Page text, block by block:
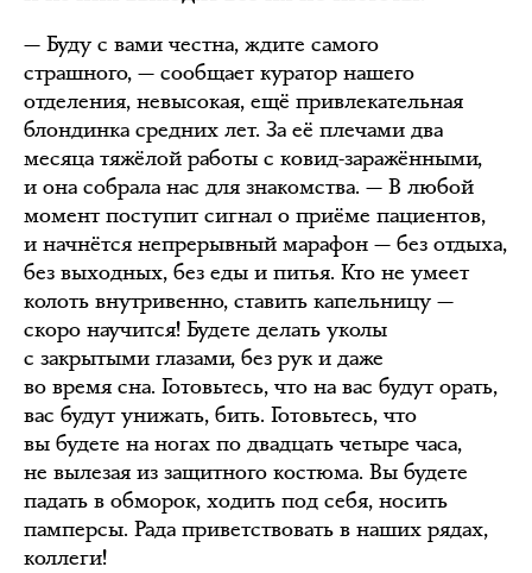
— Буду с вами честна, ждите самого
страшного, — сообщает куратор нашего
отделения, невысокая, ещё привлекательная
блондинка средних лет. За её плечами два
месяца тяжёлой работы с ковид-заражёнными,
и она собрала нас для знакомства. — В любой
момент поступит сигнал о приёме пациентов,
и начнётся непрерывный марафон — без отдыха,
без выходных, без еды и питья. Кто не умеет
колоть внутривенно, ставить капельницу —
скоро научится! Будете делать уколы
с закрытыми глазами, без рук и даже
во время сна. Готовьтесь, что на вас будут орать,
вас будут унижать, бить. Готовьтесь, что
вы будете на ногах по двадцать четыре часа,
не вылезая из защитного костюма. Вы будете
падать в обморок, ходить под себя, носить
памперсы. Рада приветствовать в наших рядах,
коллеги!